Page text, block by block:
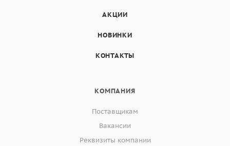
АКЦИИ
НОВИНКИ
КОНТАКТЫ
КОМПАНИЯ
Поставщикам
Вакансии
Реквизиты компании